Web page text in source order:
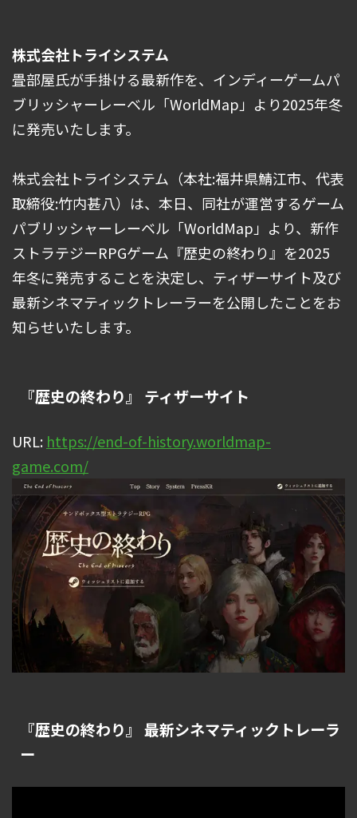
株式会社トライシステム
畳部屋氏が手掛ける最新作を、インディーゲームパ
ブリッシャーレーベル「WorldMap」より2025年冬
に発売いたします。
株式会社トライシステム（本社:福井県鯖江市、代表
取締役:竹内甚八）は、本日、同社が運営するゲーム
パブリッシャーレーベル「WorldMap」より、新作
ストラテジーRPGゲーム『歴史の終わり』を2025
年冬に発売することを決定し、ティザーサイト及び
最新シネマティックトレーラーを公開したことをお
知らせいたします。
『歴史の終わり』 ティザーサイト
URL: https://end-of-history.worldmap-
game.com/
『歴史の終わり』 最新シネマティックトレーラ
ー